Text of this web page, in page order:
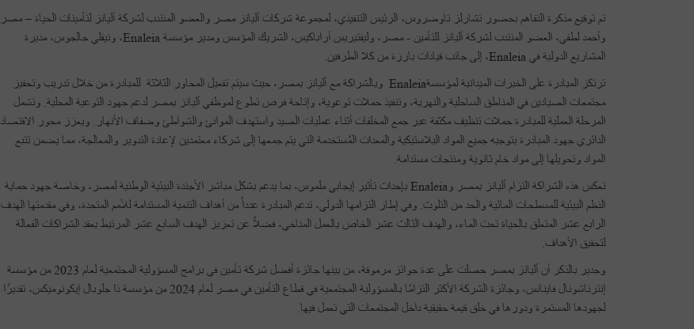
تم توقيع مذكرة التفاهم بحضور تشارلز تاوضروس، الرئيس التنفيذي، لمجموعة شركات أليانز مصر والعضو المنتدب لشركة أليانز لتأمينات الحياة – مصر
وأحمد لطفي، العضو المنتدب لشركة أليانز للتأمين - مصر، وليفتيريس أراباكيس، الشريك المؤسس ومدير مؤسسة Enaleia، ونيفلي جالجوس، مديرة
المشاريع الدولية في Enaleia، إلى جانب قيادات بارزة من كلا الطرفين.
ترتكز المبادرة على الخبرات الميدانية لمؤسسةEnaleia وبالشراكة مع أليانز بمصر، حيث سيتم تفعيل المحاور الثلاثة للمبادرة من خلال تدريب وتحفيز
مجتمعات الصيادين في المناطق الساحلية والنهرية، وتنفيذ حملات توعوية، وإتاحة فرص تطوع لموظفي أليانز بمصر لدعم جهود التوعية المحلية. وتشمل
المرحلة العملية للمبادرة حملات تنظيف مكثفة عبر جمع المخلفات أثناء عمليات الصيد واستهدف الموانئ والشواطئ وضفاف الأنهار. ويعزز محور الاقتصاد
الدائري جهود المبادرة بتوجيه جميع المواد البلاستيكية والمعدات المُستخدمة التي يتم جمعها إلى شركاء معتمدين لإعادة التدوير والمعالجة، مما يضمن تتبع
المواد وتحويلها إلى مواد خام ثانوية ومنتجات مستدامة.
تعكس هذه الشراكة التزام أليانز بمصر وEnaleia بإحداث تأثير إيجابي ملموس، بما يدعم بشكل مباشر الأجندة البيئية الوطنية لمصر، وخاصة جهود حماية
النظم البيئية للمسطحات المائية والحد من التلوث. وفي إطار التزامها الدولي، تدعم المبادرة عدداً من أهداف التنمية المستدامة للأمم المتحدة، وفي مقدمتها الهدف
الرابع عشر المتعلق بالحياة تحت الماء، والهدف الثالث عشر الخاص بالعمل المناخي، فضلاً عن تعزيز الهدف السابع عشر المرتبط بعقد الشراكات الفعالة
لتحقيق الأهداف.
وجدير بالذكر أن أليانز بمصر حصلت على عدة جوائز مرموقة، من بينها جائزة أفضل شركة تأمين في برامج المسؤولية المجتمعية لعام 2023 من مؤسسة
إنترناشونال فاينانس، وجائزة الشركة الأكثر التزامًا بالمسؤولية المجتمعية في قطاع التأمين في مصر لعام 2024 من مؤسسة ذا جلوبال إيكونوميكس، تقديرًا
لجهودها المستمرة ودورها في خلق قيمة حقيقية داخل المجتمعات التي تعمل فيها.